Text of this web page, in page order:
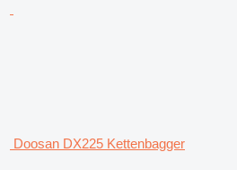
Doosan DX225 Kettenbagger